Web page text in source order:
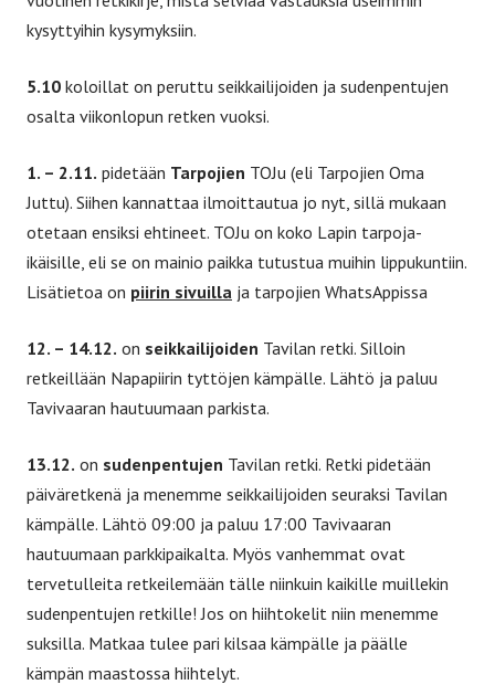
kysyttyihin kysymyksiin.
5.10 koloillat on peruttu seikkailijoiden ja sudenpentujen
osalta viikonlopun retken vuoksi.
1. – 2.11. pidetään Tarpojien TOJu (eli Tarpojien Oma
Juttu). Siihen kannattaa ilmoittautua jo nyt, sillä mukaan
otetaan ensiksi ehtineet. TOJu on koko Lapin tarpoja-
ikäisille, eli se on mainio paikka tutustua muihin lippukuntiin.
Lisätietoa on piirin sivuilla ja tarpojien WhatsAppissa
12. – 14.12. on seikkailijoiden Tavilan retki. Silloin
retkeillään Napapiirin tyttöjen kämpälle. Lähtö ja paluu
Tavivaaran hautuumaan parkista.
13.12. on sudenpentujen Tavilan retki. Retki pidetään
päiväretkenä ja menemme seikkailijoiden seuraksi Tavilan
kämpälle. Lähtö 09:00 ja paluu 17:00 Tavivaaran
hautuumaan parkkipaikalta. Myös vanhemmat ovat
tervetulleita retkeilemään tälle niinkuin kaikille muillekin
sudenpentujen retkille! Jos on hiihtokelit niin menemme
suksilla. Matkaa tulee pari kilsaa kämpälle ja päälle
kämpän maastossa hiihtelyt.